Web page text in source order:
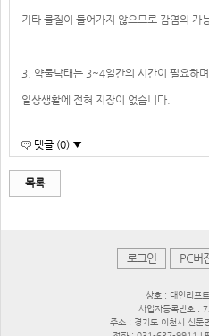
기타 물질이 들어가지 않으므로 감염의 가
3. 약물낙태는 3~4일간의 시간이 필요하며
일상생활에 전혀 지장이 없습니다.
댓글 (0) ▼
목록
로그인 PC버
상호 : 대인리프
사업자등록번호 :
주소 : 경기도 이천시 신